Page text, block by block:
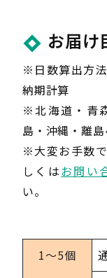
お届け
※日数算出方
納期計算
※北海道・青
島・沖縄・離
※大変お手数
しくはお問い
い。
1〜5個